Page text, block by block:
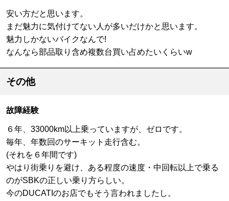
安い方だと思います。
まだ魅力に気付けてない人が多いだけかと思います。
魅力しかないバイクなんで!
なんなら部品取り含め複数台買い占めたいくらいw
その他
故障経験
６年、33000km以上乗っていますが、ゼロです。
毎年、年数回のサーキット走行含む。
(それを６年間です)
やはり街乗りを避け、ある程度の速度・中回転以上で乗る
のがSBKの正しい乗り方らしい。
今のDUCATIのお店でもそう言われましたし。